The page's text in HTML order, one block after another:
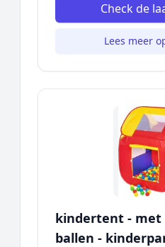
Check de
Lees meer
kindertent - met
ballen -